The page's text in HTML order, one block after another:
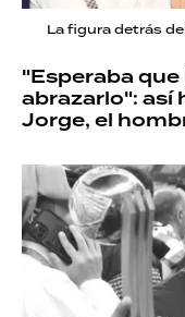
La figura detrás
"Esperaba
abrazarlo": así
Jorge, el